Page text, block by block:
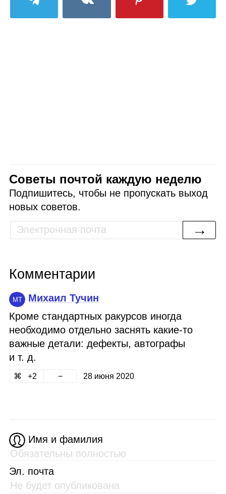
Советы почтой каждую неделю
Подпишитесь, чтобы не пропускать выход
новых советов.
→
Комментарии
МТ
Михаил Тучин
Кроме стандартных ракурсов иногда
необходимо отдельно заснять какие‑то
важные детали: дефекты, автографы
и т. д.
2 28 июня 2020
Имя и фамилия
Эл. почта